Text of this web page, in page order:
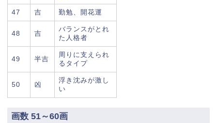
47 吉 勤勉、開花運
48 吉
バランスがとれ
た人格者
49 半吉
周りに支えられ
るタイプ
50 凶
浮き沈みが激し
い
画数 51～60画